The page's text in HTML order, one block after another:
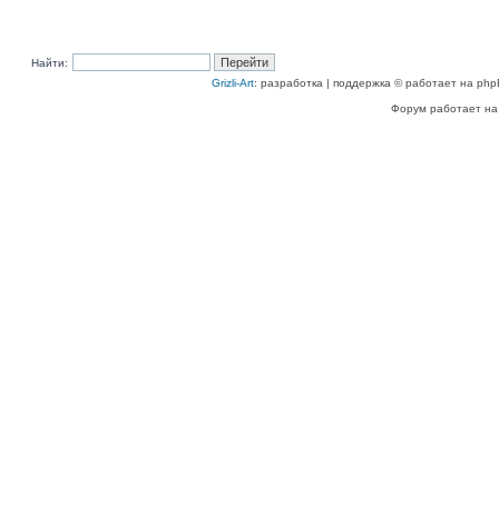
Найти:
Grizli-Art: разработка | поддержка © работает на
Форум работает